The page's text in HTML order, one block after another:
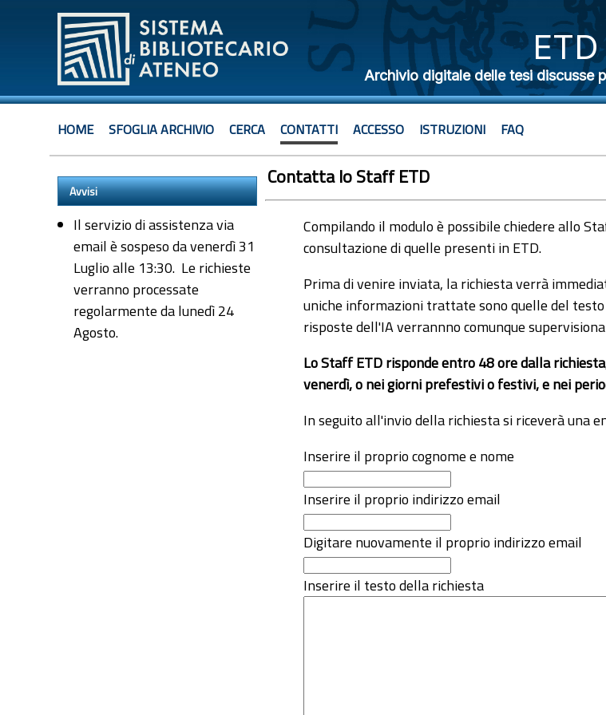
ETD
Archivio digitale delle tesi discusse
HOME SFOGLIA ARCHIVIO CERCA CONTATTI ACCESSO ISTRUZIONI FAQ
Avvisi
Il servizio di assistenza via
email è sospeso da venerdì 31
Luglio alle 13:30. Le richieste
verranno processate
regolarmente da lunedì 24
Agosto.
Contatta lo Staff ETD
Compilando il modulo è possibile chiedere allo
consultazione di quelle presenti in ETD.
Prima di venire inviata, la richiesta verrà
uniche informazioni trattate sono quelle del
risposte dell'IA verrannno comunque
Lo Staff ETD risponde entro 48 ore dalla
venerdì, o nei giorni prefestivi o festivi, e nei
In seguito all'invio della richiesta si riceverà una
Inserire il proprio cognome e nome
Inserire il proprio indirizzo email
Digitare nuovamente il proprio indirizzo email
Inserire il testo della richiesta